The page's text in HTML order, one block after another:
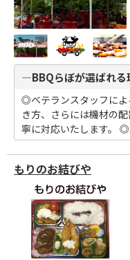
―BBQらぼが選ばれ
◎ベテランスタッフによ
き方、さらには機材の
寧に対応いたします。
もりのお結びや